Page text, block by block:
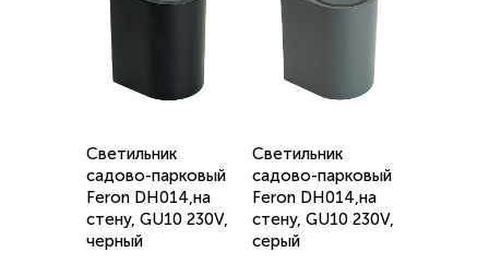
Светильник
садово-парковый
Feron DH014,на
стену, GU10 230V,
черный
Светильник
садово-парковый
Feron DH014,на
стену, GU10 230V,
серый